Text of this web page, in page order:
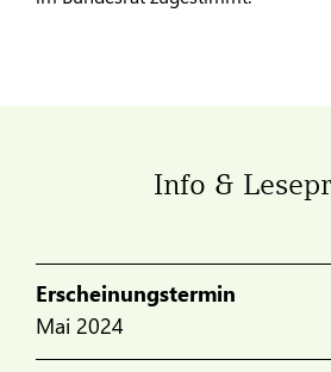
Info &
Erscheinungstermin
Mai 2024